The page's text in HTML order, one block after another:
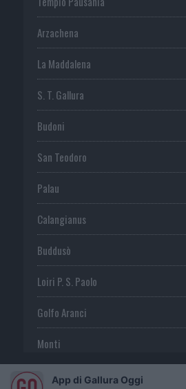
Arzachena
La Maddalena
S. T. Gallura
Budoni
San Teodoro
Palau
Calangianus
Buddusò
Loiri P. S. Paolo
Golfo Aranci
Monti
TeltiApp di Gallura Oggi